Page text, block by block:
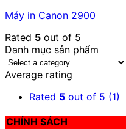
Máy in Canon 2900
Rated 5 out of 5
Danh mục sản phẩm
Average rating
Rated 5 out of 5 (1)
CHÍNH SÁCH